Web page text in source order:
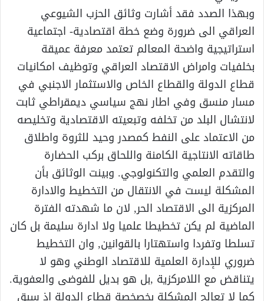
وبهذا الصدد فقد أشارت وثائق الحزب الشيوعي
العراقي الى ضرورة وضع خطة اقتصادية- اجتماعية
استراتيجية واضحة المعالم تعتمد معرفة عميقة
بخلفيات وامراض الاقتصاد العراقي وتوظيف امكانيات
قطاع الدولة والقطاع الخاص والاستثمار الاجنبي في
مسار منسق وفي اطار نهج سياسي ديمقراطي ثابت
لانتشال البلد من تخلفه وتبعيته الاقتصادية وتخليصه
من الاعتماد على النفط كمصدر وحيد للثروة واطلاق
طاقاته الانتاجية الكامنة واللحاق بركب الحضارة
والتقدم العلمي والتكنولوجي. وبينت الوثائق بأن
المشكلة ليست في الانتقال من التخطيط والادارة
المركزية الى الاقتصاد الحر, لان ما شهدته الفترة
الماضية لم يكن تخطيطا علميا ولا ادارة سليمة بل كان
تسلطا وتفردا واستهتارا بالقوانين, وان التخطيط
ضروري للإدارة العلمية للاقتصاد الوطني وهو لا
يتناقض مع اللامركزية ,بل هو بديل للفوضى والعفوية.
كما لا تعالج المشكلة بخصخصة قطاع الدولة اذ سبق